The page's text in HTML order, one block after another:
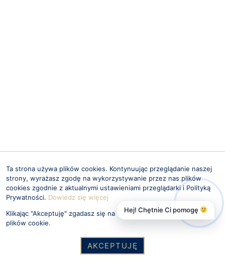
Ta strona używa plików cookies. Kontynuując przeglądanie naszej
strony, wyrażasz zgodę na wykorzystywanie przez nas plików
cookies zgodnie z aktualnymi ustawieniami przeglądarki i Polityką
Prywatności. Dowiedz się więcej
Klikając "Akceptuję" zgadasz się na wykorzystywanie przez nas
plików cookie.
AKCEPTUJĘ
Hej! Chętnie Ci pomogę